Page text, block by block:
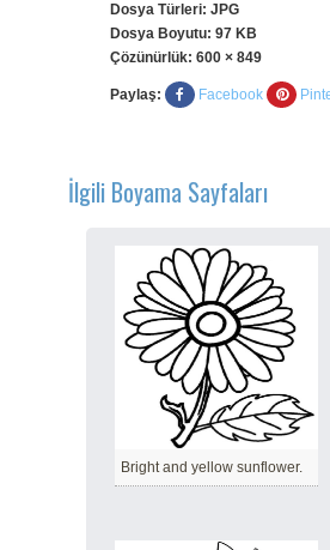
Dosya Türleri: JPG
Dosya Boyutu: 97 KB
Çözünürlük: 600 × 849
Paylaş: Facebook
İlgili Boyama Sayfaları
Bright and yellow sunflower.